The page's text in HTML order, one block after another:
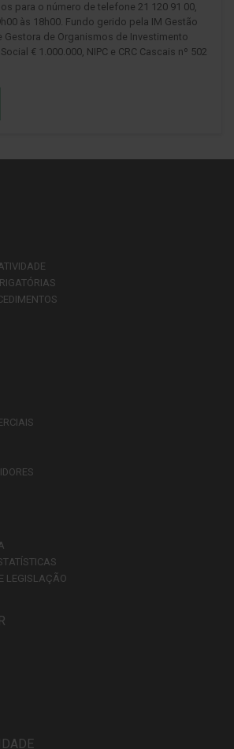
para o número de telefone 21 120 91 00,
às 18h00. Fundo gerido pela IM Gestão
Gestora de Organismos de Investimento
€ 1.000.000, NIPC e CRC Cascais nº 502
LEGISLAÇÃO